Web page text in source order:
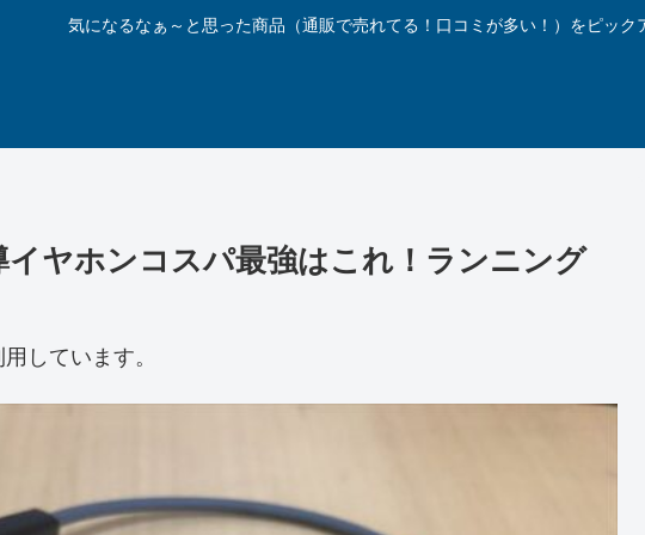
気になるなぁ～と思った商品（通販で売れてる！口コミが多い！）をピック
ヤホンコスパ最強はこれ！ランニング
しています。